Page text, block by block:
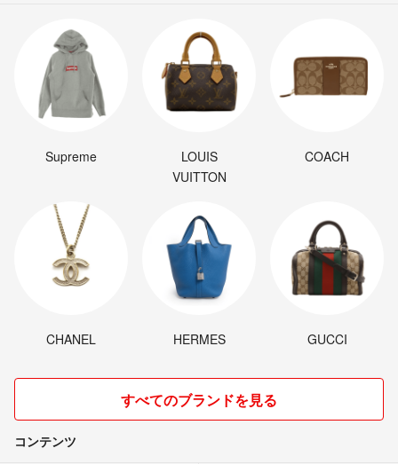
Supreme
LOUIS
VUITTON
COACH
CHANEL HERMES GUCCI
すべてのブランドを見る
コンテンツ